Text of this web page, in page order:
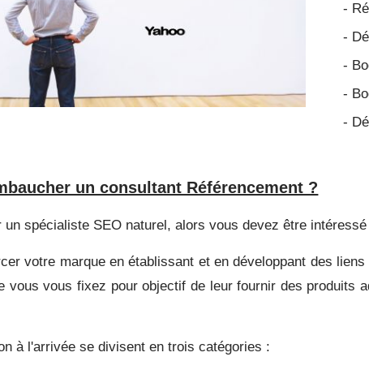
-
-
-
-
-
un consultant Référencement ?
spécialiste SEO naturel, alors vous devez être
votre marque en établissant et en développant des
vous vous fixez pour objectif de leur fournir des
à l'arrivée se divisent en trois catégories :